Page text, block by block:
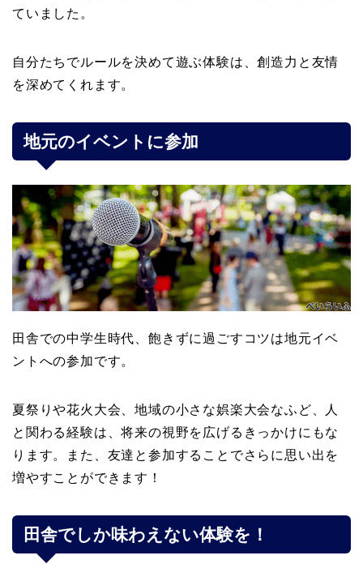
ていました。
自分たちでルールを決めて遊ぶ体験は、創造力と友情
を深めてくれます。
地元のイベントに参加
田舎での中学生時代、飽きずに過ごすコツは地元イベ
ントへの参加です。
夏祭りや花火大会、地域の小さな娯楽大会なふど、人
と関わる経験は、将来の視野を広げるきっかけにもな
ります。また、友達と参加することでさらに思い出を
増やすことができます！
田舎でしか味わえない体験を！